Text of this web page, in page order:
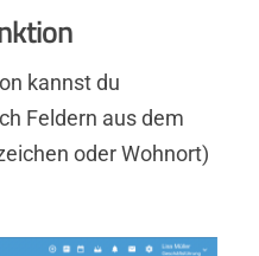
kannst du
Feldern aus dem
oder Wohnort)